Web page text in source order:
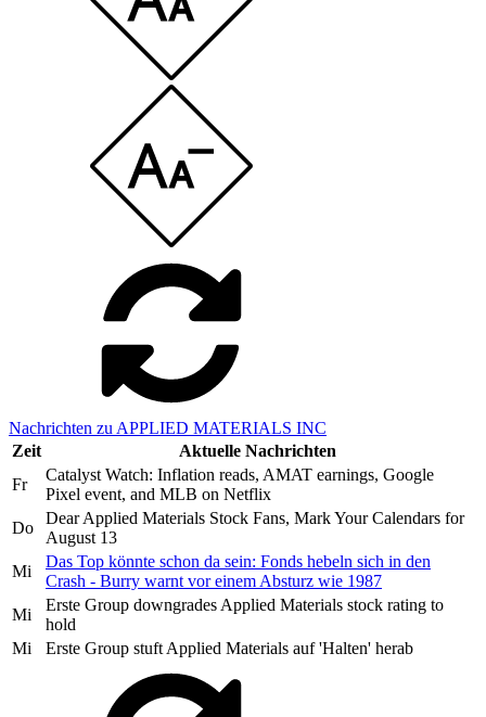
Nachrichten zu APPLIED MATERIALS INC
Zeit
Aktuelle Nachrichten
Fr
Catalyst Watch: Inflation reads, AMAT earnings, Google
Pixel event, and MLB on Netflix
Do
Dear Applied Materials Stock Fans, Mark Your Calendars for
August 13
Mi
Das Top könnte schon da sein: Fonds hebeln sich in den
Crash - Burry warnt vor einem Absturz wie 1987
Mi
Erste Group downgrades Applied Materials stock rating to
hold
Mi
Erste Group stuft Applied Materials auf 'Halten' herab